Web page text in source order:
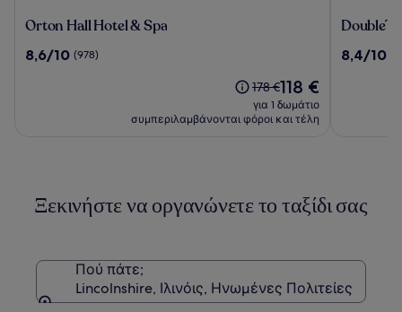
Orton
Hotel
Orton Hall Hotel & Spa
8.6
8,6/10 (978)
Η
τιμή
ήταν
σχετικά
με
τιμή.
178 €Η
τιμή
είναι
118 €
για 1 δωμάτιο
συμπεριλαμβάνονται φόροι και τέλη
Hilton
8.4
8,4/10
Ξεκινήστε να οργανώνετε το ταξίδι σας
Πού πάτε;
Lincolnshire, Ιλινόις, Ηνωμένες Πολιτείες